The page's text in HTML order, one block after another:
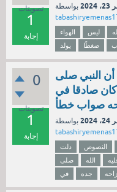
تصويتات
1
إجابة
بواسطة
الهواء ليس له
يولد
ضغطًا
0
تصويتات
1
إجابة
النبي صلى
صادقا في
صواب خطأ
بواسطة
دلت النصوص
صلى
الله
في
جده